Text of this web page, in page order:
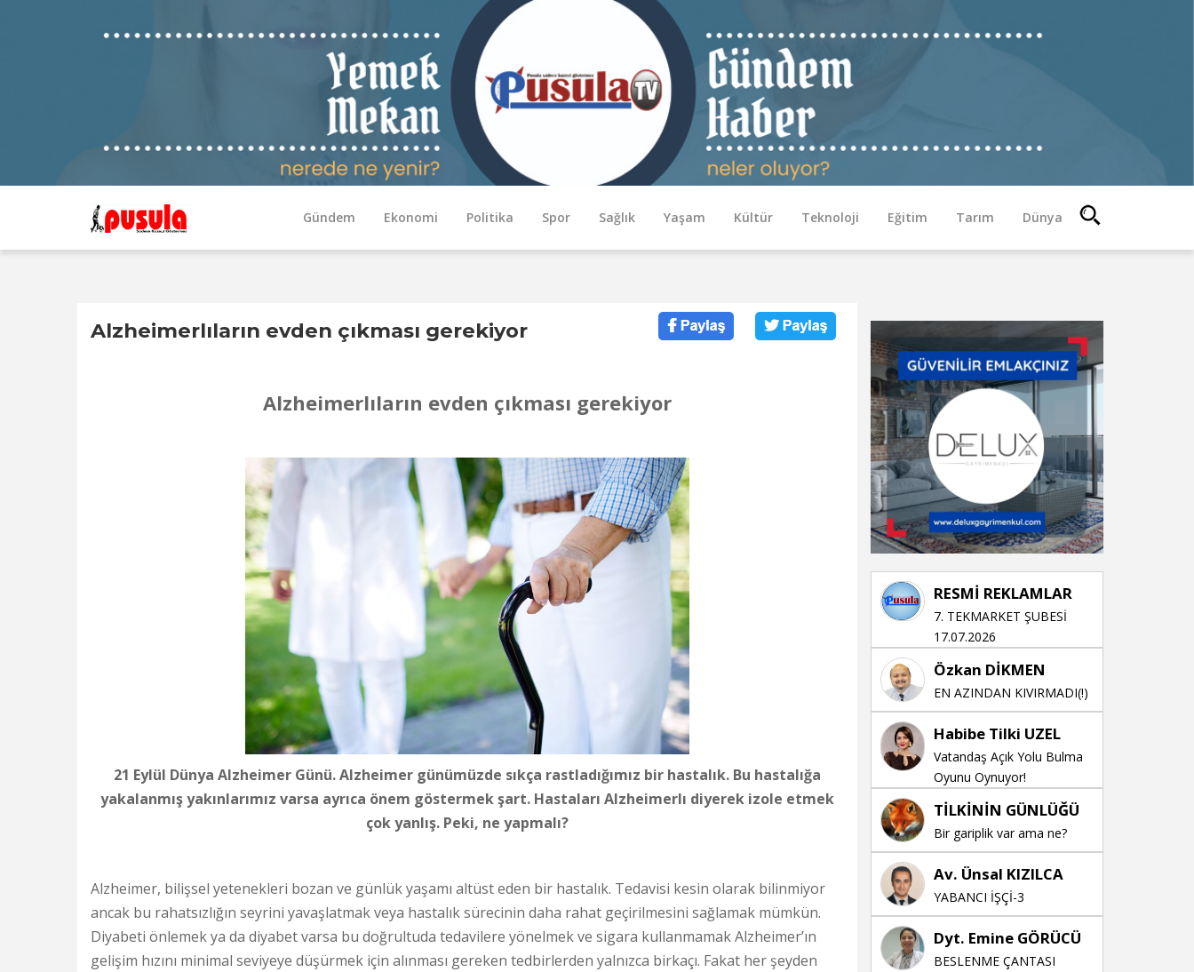
Gündem Ekonomi Politika Spor Sağlık Yaşam Kültür Teknoloji Eğitim Tarım Dünya
Alzheimerlıların evden çıkması gerekiyor
Alzheimerlıların evden çıkması gerekiyor
21 Eylül Dünya Alzheimer Günü. Alzheimer günümüzde sıkça rastladığımız bir hastalık. Bu hastalığa
yakalanmış yakınlarımız varsa ayrıca önem göstermek şart. Hastaları Alzheimerlı diyerek izole etmek
çok yanlış. Peki, ne yapmalı?
Alzheimer, bilişsel yetenekleri bozan ve günlük yaşamı altüst eden bir hastalık. Tedavisi kesin olarak bilinmiyor
ancak bu rahatsızlığın seyrini yavaşlatmak veya hastalık sürecinin daha rahat geçirilmesini sağlamak mümkün.
Diyabeti önlemek ya da diyabet varsa bu doğrultuda tedavilere yönelmek ve sigara kullanmamak Alzheimer’ın
gelişim hızını minimal seviyeye düşürmek için alınması gereken tedbirlerden yalnızca birkaçı. Fakat her şeyden
RESMİ REKLAMLAR
7. TEKMARKET ŞUBESİ
17.07.2026
Özkan DİKMEN
EN AZINDAN KIVIRMADI(!)
Habibe Tilki UZEL
Vatandaş Açık Yolu Bulma
Oyunu Oynuyor!
TİLKİNİN GÜNLÜĞÜ
Bir gariplik var ama ne?
Av. Ünsal KIZILCA
YABANCI İŞÇİ-3
Dyt. Emine GÖRÜCÜ
BESLENME ÇANTASI